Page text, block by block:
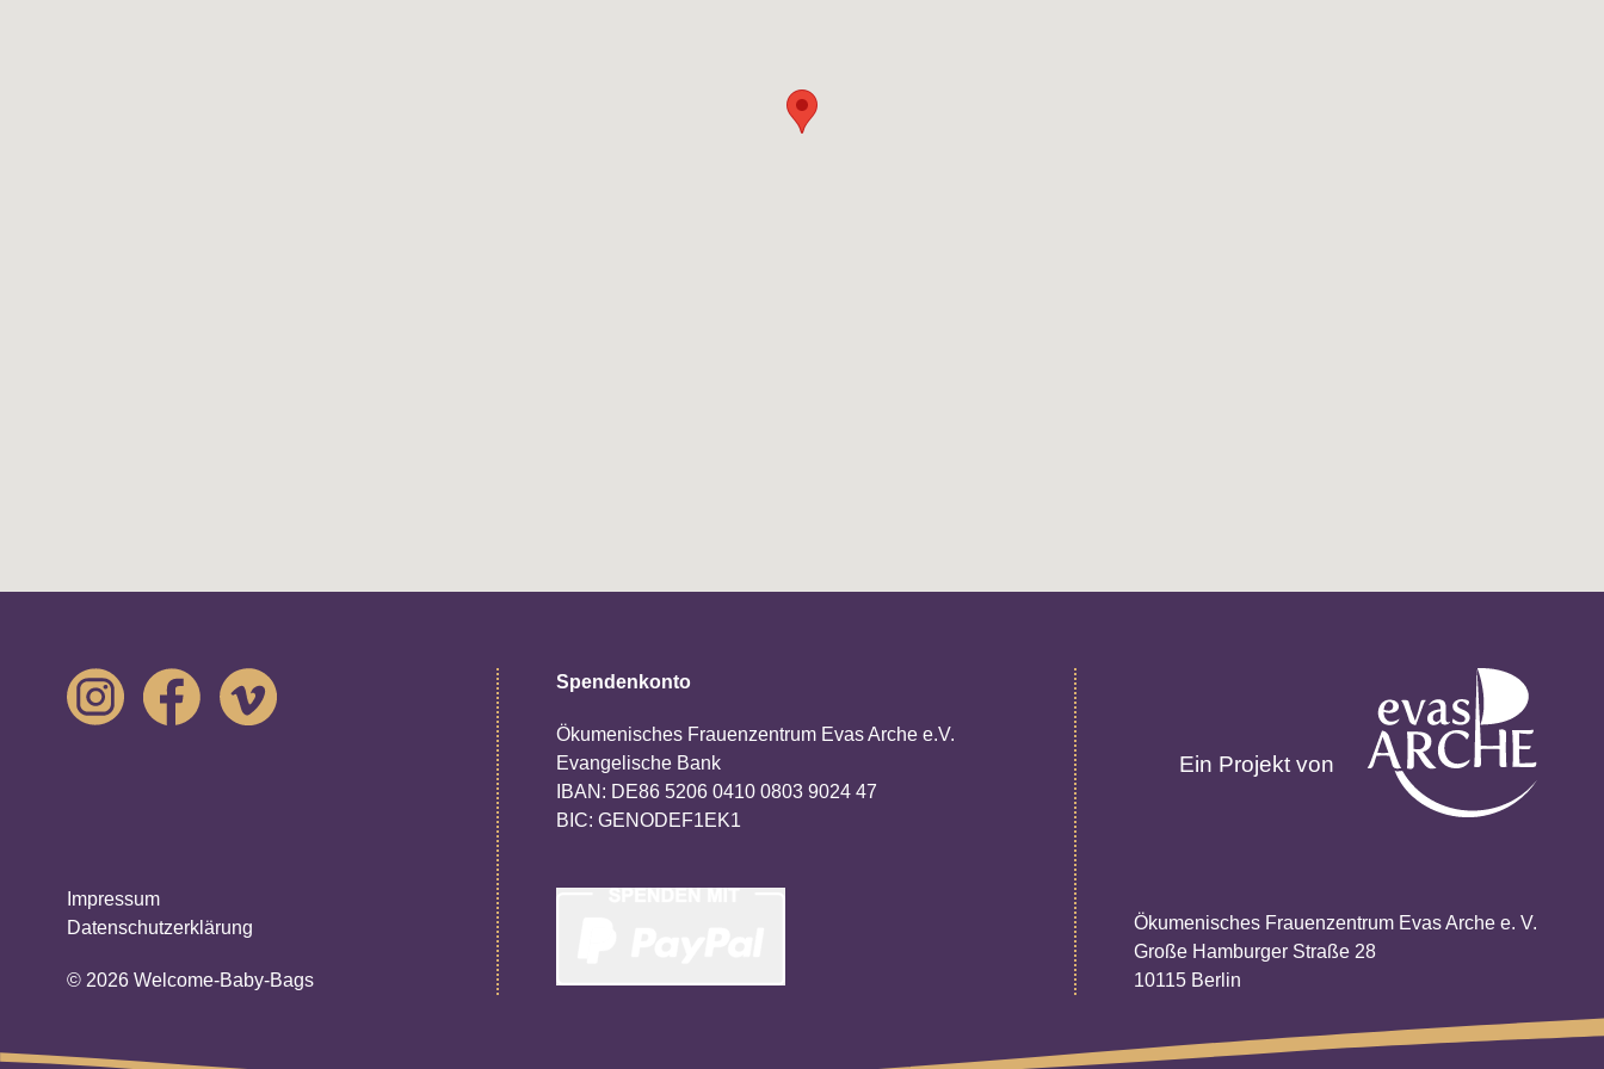
Impressum
Datenschutzerklärung
© 2026 Welcome-Baby-Bags
Spendenkonto
Ökumenisches Frauenzentrum Evas Arche e.V.
Evangelische Bank
IBAN: DE86 5206 0410 0803 9024 47
BIC: GENODEF1EK1
Ein Projekt von
Ökumenisches Frauenzentrum Evas Arche e. V.
Große Hamburger Straße 28
10115 Berlin